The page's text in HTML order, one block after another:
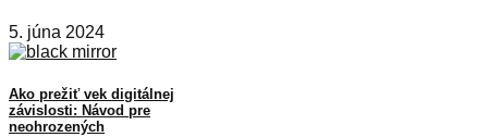
5. júna 2024
Ako prežiť vek digitálnej
závislosti: Návod pre
neohrozených